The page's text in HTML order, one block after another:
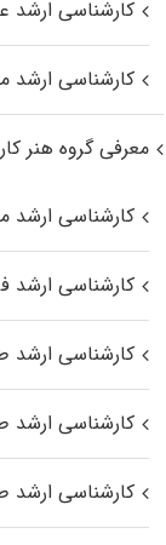
کارشناسی
کارشناسی
معرفی گروه هنر
کارشناسی ارشد
کارشناسی ارشد
کارشناسی
کارشناسی
کارشناسی ارشد